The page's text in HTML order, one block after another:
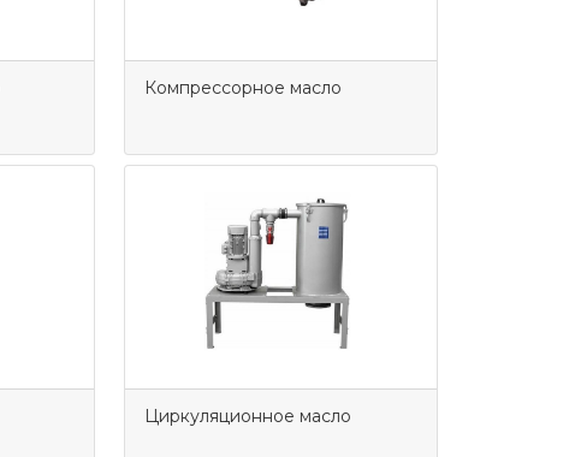
Компрессорное масло
Циркуляционное масло